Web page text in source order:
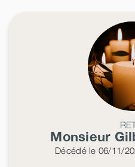
Monsieur
Décédéle 06/11/